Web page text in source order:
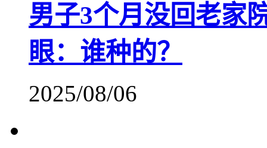
男子3个月没回老家
眼：谁种的？
2025/08/06